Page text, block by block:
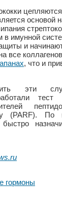
цепляются
основой
в имунной
и
все
, что и
эти
тест
(PARF).
гормоны